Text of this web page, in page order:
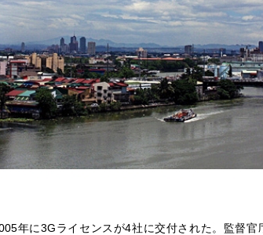
年に3Gライセンスが4社に交付された。監督